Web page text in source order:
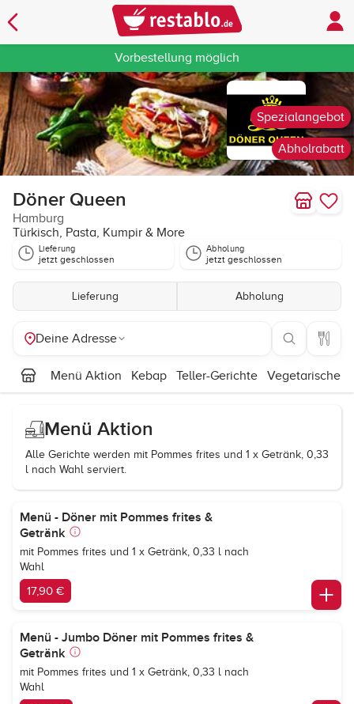
Vorbestellung möglich
Abholrabatt
Spezialangebot
Döner Queen
Hamburg
Türkisch, Pasta, Kumpir & More
Lieferung
jetzt geschlossen
Abholung
jetzt geschlossen
Lieferung Abholung
Deine Adresse
Menü Aktion Kebap Teller-Gerichte Vegetarische
Menü Aktion
Alle Gerichte werden mit Pommes frites und 1 x Getränk, 0,33
l nach Wahl serviert.
Menü - Döner mit Pommes frites &
Getränk
mit Pommes frites und 1 x Getränk, 0,33 l nach
Wahl
17,90 €
Menü - Jumbo Döner mit Pommes frites &
Getränk
mit Pommes frites und 1 x Getränk, 0,33 l nach
Wahl